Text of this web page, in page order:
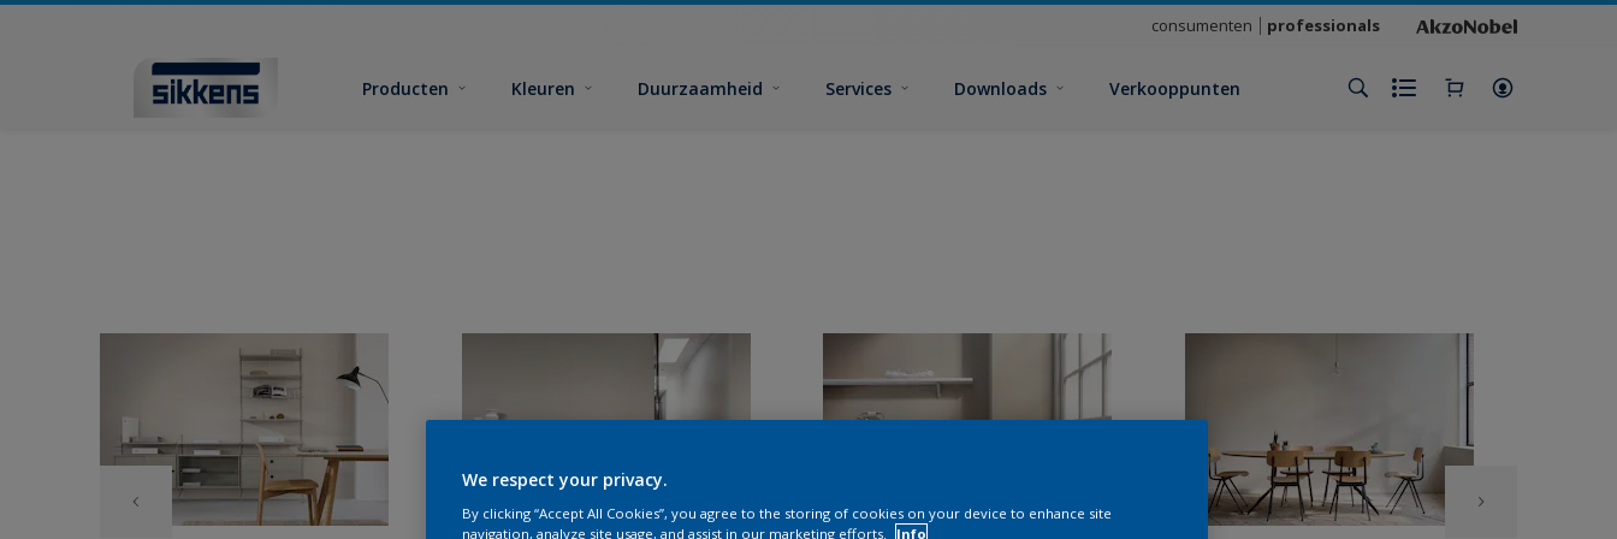
consumenten professionals
Producten Kleuren Duurzaamheid Services Downloads Verkooppunten
We respect your privacy.
By clicking “Accept All Cookies”, you agree to the storing of cookies on your device to enhance site
navigation, analyze site usage, and assist in our marketing efforts.
Info